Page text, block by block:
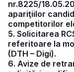
nr.8225/
apariţiilor
competitorilor
5. Solicitarea
referitoare la
(DTH – Digi).
6. Avize de